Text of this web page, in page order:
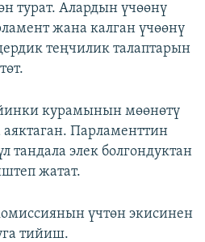
турат. Алардын үчөөнү
жана калган үчөөнү
теңчилик талаптарын
курамынын мөөнөтү
Парламенттин
тандала элек болгондуктан
жатат.
үчтөн экисинен
тийиш.